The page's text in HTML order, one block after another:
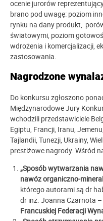
ocenie jurorów
brano pod uwagę: poziom
rynku na dany produkt,
światowymi, poziom
wdrożenia i komercjalizacji,
zastosowania.
Nagrodzone
Do konkursu zgłoszono
Międzynarodowe Jury
wchodzili przedstawiciele
Egiptu, Francji, Iranu,
Tajlandii, Tunezji, Ukrainy,
prestiżowe nagrody. Wśród
„Sposób wytwarzania
nawóz organiczno-
którego autorami są dr
dr inż. Joanna Czarnota –
Francuskiej Federacji